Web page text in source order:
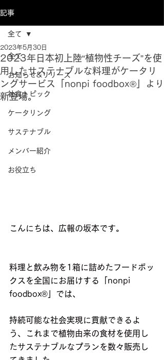
記事
全て
お知らせ&リリース
社食トピック
ケータリング
サステナブル
メンバー紹介
お役立ち
全て
2023年日本初上陸“植物性チーズ”を使
用したサステナブルな料理がケータリ
ングサービス「nonpi foodbox®」より
新登場。
2023年5月30日
こんにちは、広報の坂本です。
料理と飲み物を1箱に詰めたフードボッ
クスを全国にお届けする「nonpi
foodbox®」では、
持続可能な社会実現に貢献できるよ
う、これまで植物由来の食材を使用し
たサステナブルなプランを数々販売し